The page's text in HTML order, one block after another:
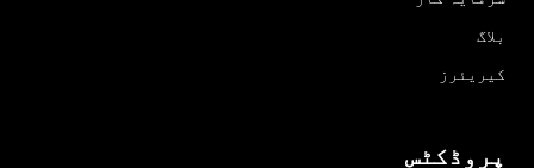
بلاگ
کیریئرز
پروڈکٹس